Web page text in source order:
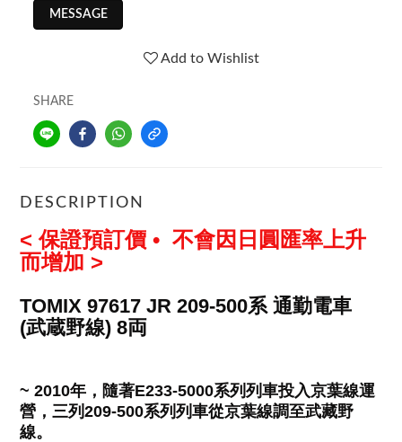
MESSAGE
Add to Wishlist
SHARE
DESCRIPTION
< 保證預訂價 • 不會因日圓匯率上升
而增加 >
TOMIX 97617 JR 209-500系 通勤電車
(武蔵野線) 8両
~ 2010年，隨著E233-5000系列列車投入京葉線運
營，三列209-500系列列車從京葉線調至武藏野
線。